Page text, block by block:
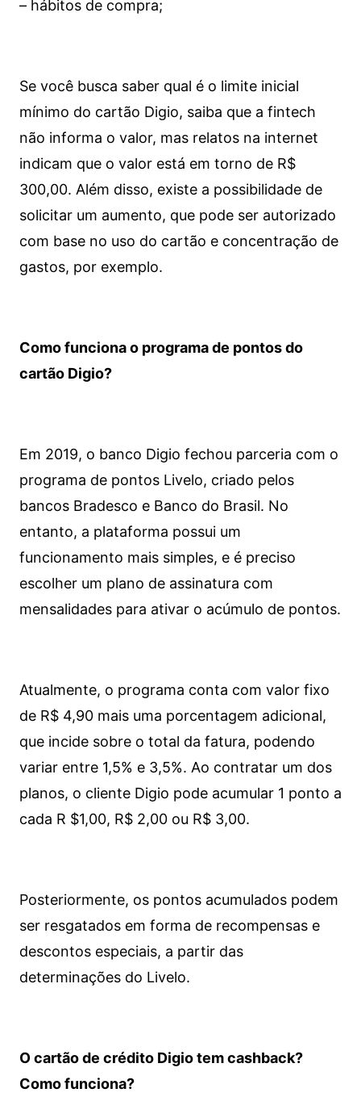
– hábitos de compra;
Se você busca saber qual é o limite inicial
mínimo do cartão Digio, saiba que a fintech
não informa o valor, mas relatos na internet
indicam que o valor está em torno de R$
300,00. Além disso, existe a possibilidade de
solicitar um aumento, que pode ser autorizado
com base no uso do cartão e concentração de
gastos, por exemplo.
Como funciona o programa de pontos do
cartão Digio?
Em 2019, o banco Digio fechou parceria com o
programa de pontos Livelo, criado pelos
bancos Bradesco e Banco do Brasil. No
entanto, a plataforma possui um
funcionamento mais simples, e é preciso
escolher um plano de assinatura com
mensalidades para ativar o acúmulo de pontos.
Atualmente, o programa conta com valor fixo
de R$ 4,90 mais uma porcentagem adicional,
que incide sobre o total da fatura, podendo
variar entre 1,5% e 3,5%. Ao contratar um dos
planos, o cliente Digio pode acumular 1 ponto a
cada R $1,00, R$ 2,00 ou R$ 3,00.
Posteriormente, os pontos acumulados podem
ser resgatados em forma de recompensas e
descontos especiais, a partir das
determinações do Livelo.
O cartão de crédito Digio tem cashback?
Como funciona?